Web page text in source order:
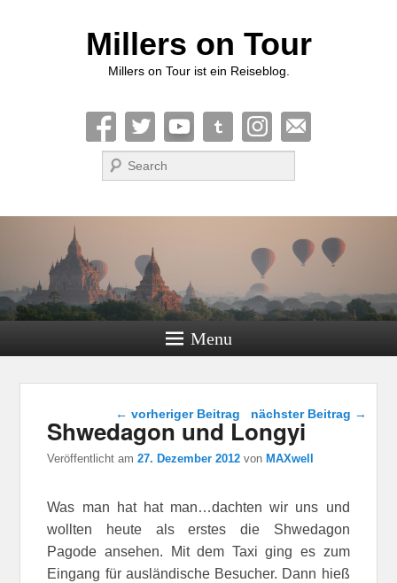
Millers on Tour
Millers on Tour ist ein Reiseblog.
Suche
Menu
Beitragsnavigation
← vorheriger Beitrag nächster Beitrag →
Shwedagon und Longyi
Veröffentlicht am27. Dezember 2012 vonMAXwell
Was man hat hat man…dachten wir uns und
wollten heute als erstes die Shwedagon
Pagode ansehen. Mit dem Taxi ging es zum
Eingang für ausländische Besucher. Dann hieß